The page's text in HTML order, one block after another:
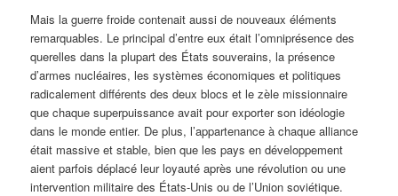
Mais la guerre froide contenait aussi de nouveaux éléments
remarquables. Le principal d’entre eux était l’omniprésence des
querelles dans la plupart des États souverains, la présence
d’armes nucléaires, les systèmes économiques et politiques
radicalement différents des deux blocs et le zèle missionnaire
que chaque superpuissance avait pour exporter son idéologie
dans le monde entier. De plus, l’appartenance à chaque alliance
était massive et stable, bien que les pays en développement
aient parfois déplacé leur loyauté après une révolution ou une
intervention militaire des États-Unis ou de l’Union soviétique.